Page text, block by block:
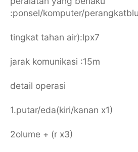
:ponsel/komputer/
tingkat tahan air):lpx7
jarak komunikasi :15m
detail operasi
1.putar/eda(kiri/kanan x1)
2olume + (r x3)